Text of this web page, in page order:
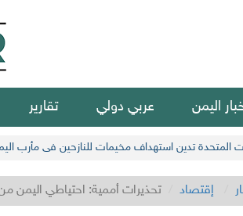
اليمن عربي دولي تقارير
المتحدة تدين استهداف مخيمات للنازحين في مأرب
إقتصاد تحذيرات أممية: احتياطي اليمن